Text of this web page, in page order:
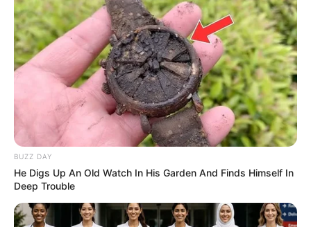
BUZZ DAY
He Digs Up An Old Watch In His Garden And Finds Himself In
Deep Trouble